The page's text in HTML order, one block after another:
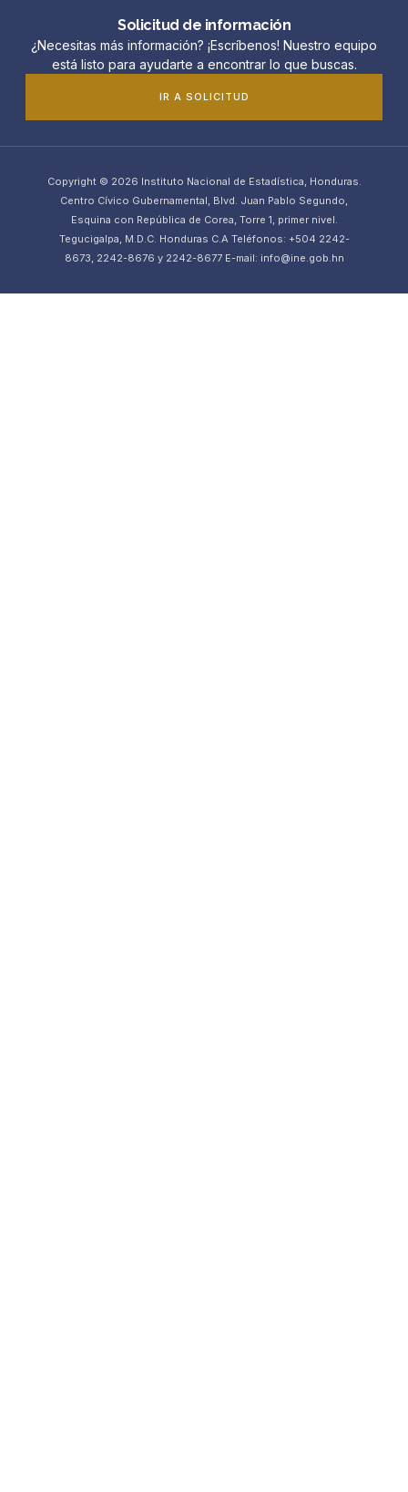
Solicitud de información
¿Necesitas más información? ¡Escríbenos! Nuestro equipo
está listo para ayudarte a encontrar lo que buscas.
IR A SOLICITUD
Copyright © 2026 Instituto Nacional de Estadística, Honduras.
Centro Cívico Gubernamental, Blvd. Juan Pablo Segundo,
Esquina con República de Corea, Torre 1, primer nivel.
Tegucigalpa, M.D.C. Honduras C.A Teléfonos: +504 2242-
8673, 2242-8676 y 2242-8677 E-mail: info@ine.gob.hn